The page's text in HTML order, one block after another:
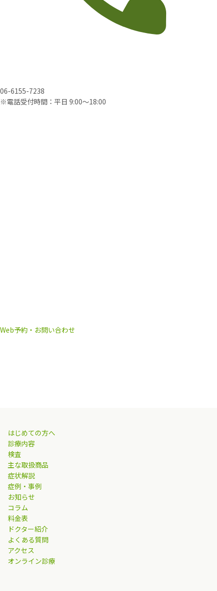
06-6155-7238
※電話受付時間：平日 9:00〜18:00
Web予約・お問い合わせ
はじめての方へ
診療内容
検査
主な取扱商品
症状解説
症例・事例
お知らせ
コラム
料金表
ドクター紹介
よくある質問
アクセス
オンライン診療